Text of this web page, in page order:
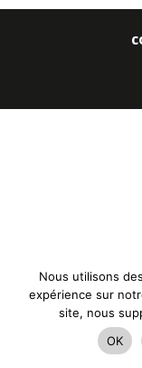
Nous utilisons
expérience sur
site, nous
OK